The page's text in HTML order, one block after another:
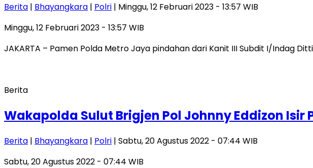
Berita | Bhayangkara | Polri | Minggu, 12 Februari 2023 - 13:57 WIB
Minggu, 12 Februari 2023 - 13:57 WIB
JAKARTA – Pamen Polda Metro Jaya pindahan dari Kanit III Subdit I/Indag
Berita
Wakapolda Sulut Brigjen Pol Johnny Eddizon Isir
Berita | Bhayangkara | Polri | Sabtu, 20 Agustus 2022 - 07:44 WIB
Sabtu, 20 Agustus 2022 - 07:44 WIB